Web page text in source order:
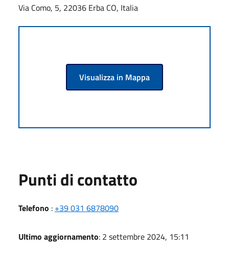
Via Como, 5, 22036 Erba CO, Italia
Visualizza in Mappa
Punti di contatto
Telefono : +39 031 6878090
Ultimo aggiornamento: 2 settembre 2024, 15:11